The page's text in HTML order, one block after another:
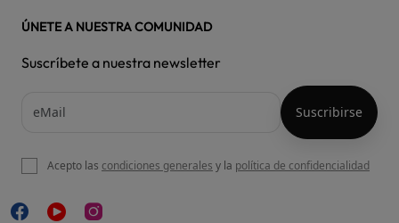
ÚNETE A NUESTRA COMUNIDAD
Suscríbete a nuestra newsletter
Acepto las condiciones generales y la política de confidencialidad